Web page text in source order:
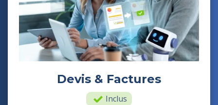
Devis & Factures
Inclus